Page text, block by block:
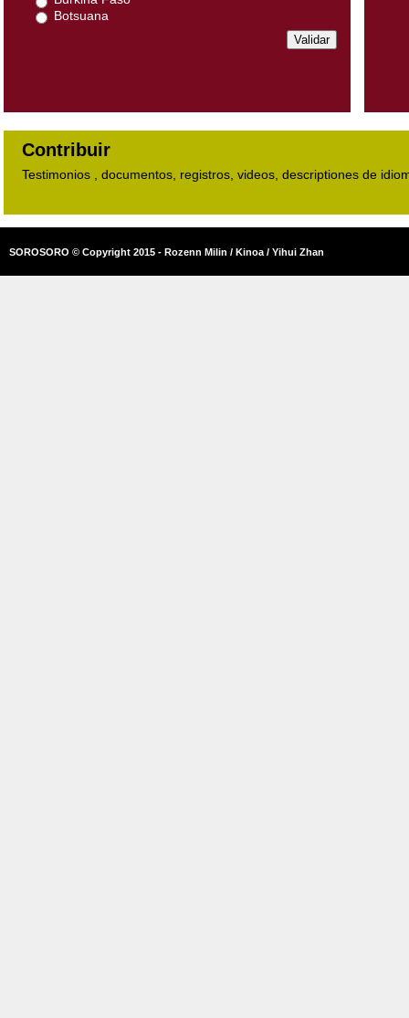
Botsuana
Contribuir
Testimonios , documentos, registros, videos, descriptiones de
SOROSORO © Copyright 2015 - Rozenn Milin / Kinoa / Yihui Zhan